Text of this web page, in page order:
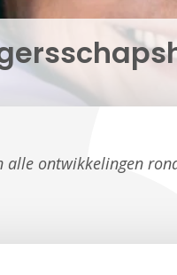
alle ontwikkelingen